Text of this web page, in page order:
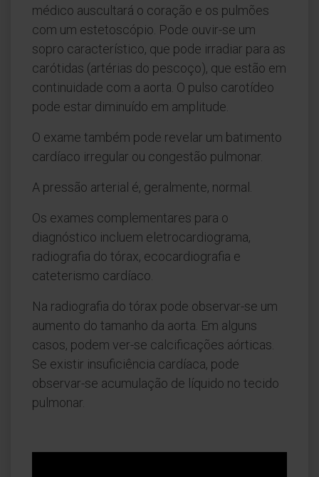
médico auscultará o coração e os pulmões
com um estetoscópio. Pode ouvir-se um
sopro característico, que pode irradiar para as
carótidas (artérias do pescoço), que estão em
continuidade com a aorta. O pulso carotídeo
pode estar diminuído em amplitude.
O exame também pode revelar um batimento
cardíaco irregular ou congestão pulmonar.
A pressão arterial é, geralmente, normal.
Os exames complementares para o
diagnóstico incluem eletrocardiograma,
radiografia do tórax, ecocardiografia e
cateterismo cardíaco.
Na radiografia do tórax pode observar-se um
aumento do tamanho da aorta. Em alguns
casos, podem ver-se calcificações aórticas.
Se existir insuficiência cardíaca, pode
observar-se acumulação de líquido no tecido
pulmonar.